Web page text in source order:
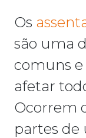
Os
são uma
comuns
afetar
Ocorrem
partes de